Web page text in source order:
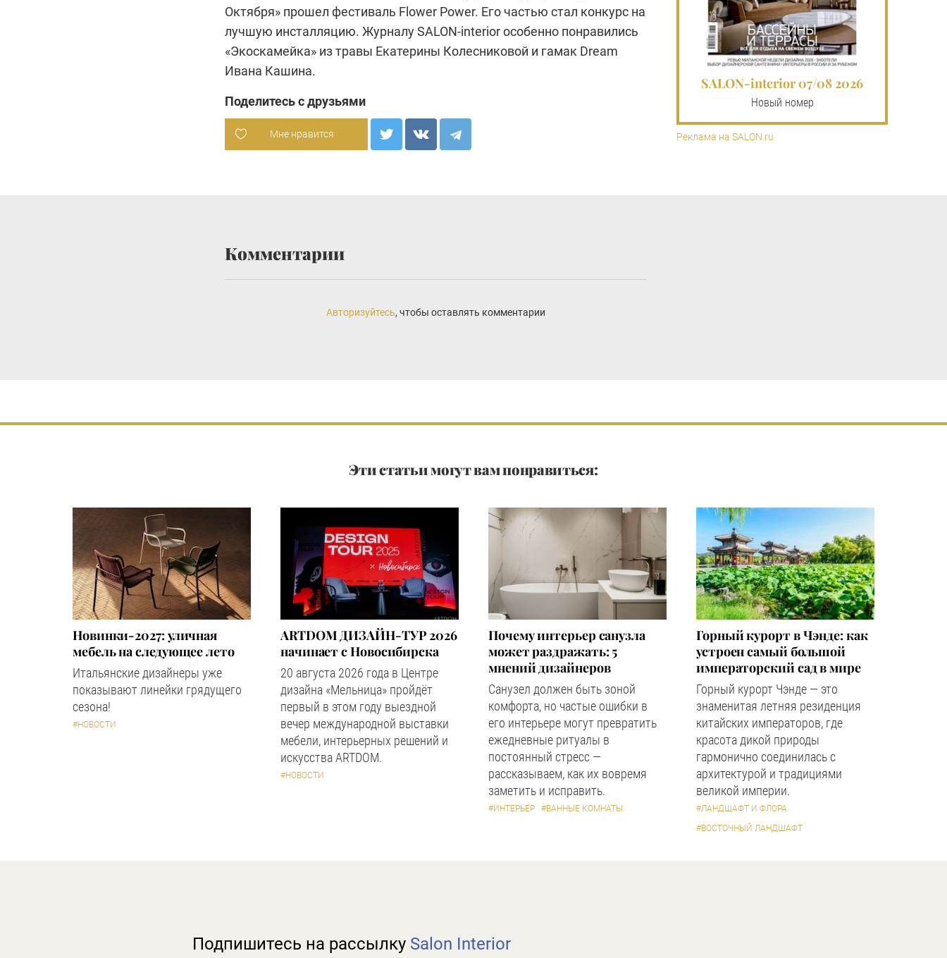
Октября» прошел фестиваль Flower Power. Его частью стал конкурс на
лучшую инсталляцию. Журналу SALON-interior особенно понравились
«Экоскамейка» из травы Екатерины Колесниковой и гамак Dream
Ивана Кашина.
Поделитесь с друзьями
Мне нравится
SALON-interior 07/08 2026
Новый номер
Реклама на SALON.ru
Комментарии
Авторизуйтесь, чтобы оставлять комментарии
Эти статьи могут вам понравиться:
Новинки-2027: уличная
мебель на следующее лето
Итальянские дизайнеры уже
показывают линейки грядущего
сезона!
#НОВОСТИ
ARTDOM ДИЗАЙН-ТУР 2026
начинает с Новосибирска
20 августа 2026 года в Центре
дизайна «Мельница» пройдёт
первый в этом году выездной
вечер международной выставки
мебели, интерьерных решений и
искусства ARTDOM.
#НОВОСТИ
Почему интерьер санузла
может раздражать: 5
мнений дизайнеров
Санузел должен быть зоной
комфорта, но частые ошибки в
его интерьере могут превратить
ежедневные ритуалы в
постоянный стресс —
рассказываем, как их вовремя
заметить и исправить.
#ИНТЕРЬЕР #ВАННЫЕ КОМНАТЫ
Горный курорт в Чэнде: как
устроен самый большой
императорский сад в мире
Горный курорт Чэнде — это
знаменитая летняя резиденция
китайских императоров, где
красота дикой природы
гармонично соединилась с
архитектурой и традициями
великой империи.
#ЛАНДШАФТ И ФЛОРА
#ВОСТОЧНЫЙ ЛАНДШАФТ
Подпишитесь на рассылку Salon Interior